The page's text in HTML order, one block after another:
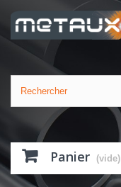
Panier (vide)